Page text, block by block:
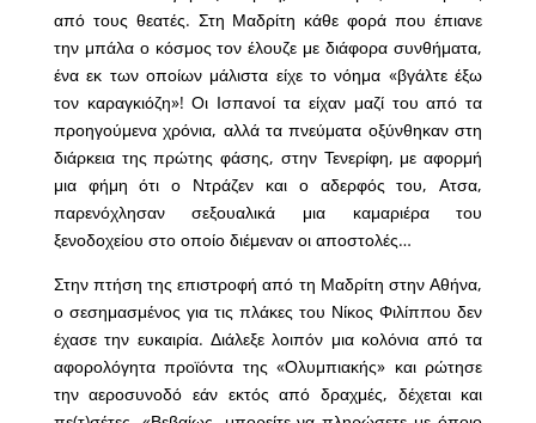
από τους θεατές. Στη Μαδρίτη κάθε φορά που έπιανε
την μπάλα ο κόσμος τον έλουζε με διάφορα συνθήματα,
ένα εκ των οποίων μάλιστα είχε το νόημα «βγάλτε έξω
τον καραγκιόζη»! Οι Ισπανοί τα είχαν μαζί του από τα
προηγούμενα χρόνια, αλλά τα πνεύματα οξύνθηκαν στη
διάρκεια της πρώτης φάσης, στην Τενερίφη, με αφορμή
μια φήμη ότι ο Ντράζεν και ο αδερφός του, Ατσα,
παρενόχλησαν σεξουαλικά μια καμαριέρα του
ξενοδοχείου στο οποίο διέμεναν οι αποστολές…
Στην πτήση της επιστροφή από τη Μαδρίτη στην Αθήνα,
ο σεσημασμένος για τις πλάκες του Νίκος Φιλίππου δεν
έχασε την ευκαιρία. Διάλεξε λοιπόν μια κολόνια από τα
αφορολόγητα προϊόντα της «Ολυμπιακής» και ρώτησε
την αεροσυνοδό εάν εκτός από δραχμές, δέχεται και